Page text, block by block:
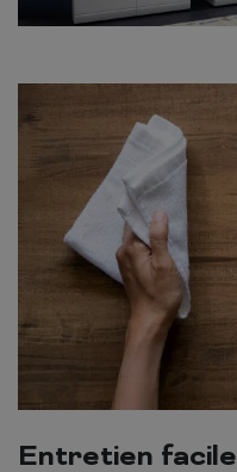
Entretien facile